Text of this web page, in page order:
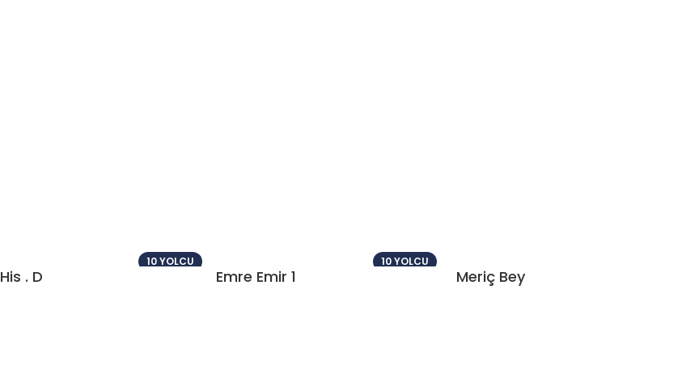
His . D
10 YOLCU
Emre Emir 1
10 YOLCU
Meriç Bey